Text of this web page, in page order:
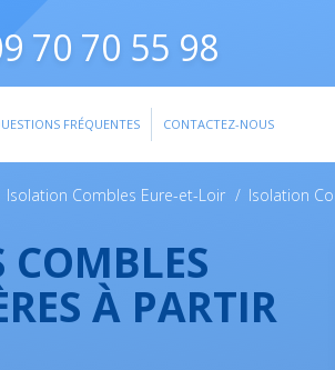
70 70 55 98
FRÉQUENTES CONTACTEZ-NOUS
Isolation Combles Eure-et-Loir / Isolation
À PARTIR